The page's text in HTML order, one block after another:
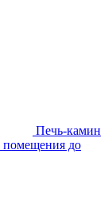
Печь-камин
помещения до